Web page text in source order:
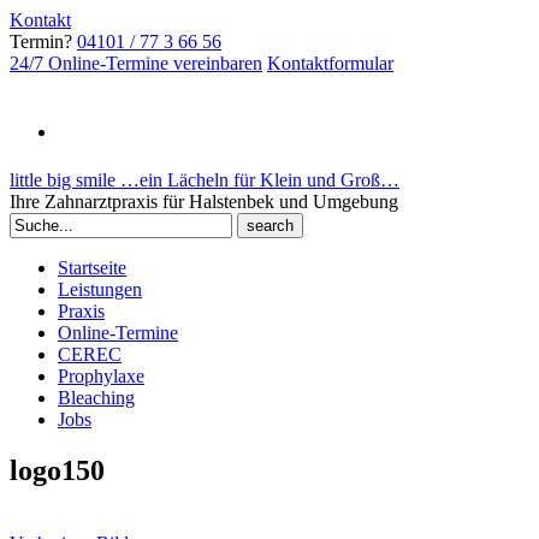
Kontakt
Termin? 04101 / 77 3 66 56
24/7 Online-Termine vereinbaren Kontaktformular
little big smile …ein Lächeln für Klein und Groß…
Ihre Zahnarztpraxis für Halstenbek und Umgebung
Search
for:
Startseite
Leistungen
Praxis
Online-Termine
CEREC
Prophylaxe
Bleaching
Jobs
logo150